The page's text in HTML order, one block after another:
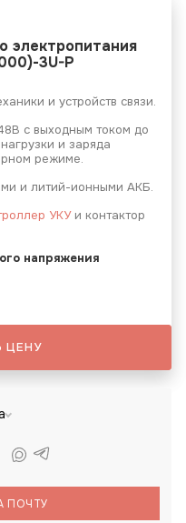
электропитания
3U-Р
и устройств связи.
с выходным током до
и заряда
режиме.
и литий-ионными АКБ.
УКУи контактор
напряжения
ЦЕНУ
ПОЧТУ